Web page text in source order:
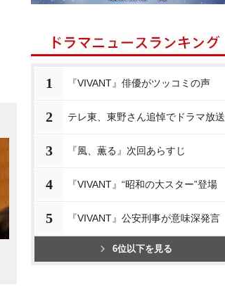
1 『VIVANT』俳優がツッコミの声
2 テレ東、東野さん追悼でドラマ放送
3 『風、薫る』次回あらすじ
4 『VIVANT』“昭和の大スター”登場
5 『VIVANT』公安刑事が意味深発言
6位以下を見る